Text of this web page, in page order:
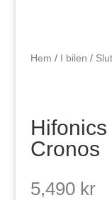
Hem / I bilen /
Cronos
5,490 kr